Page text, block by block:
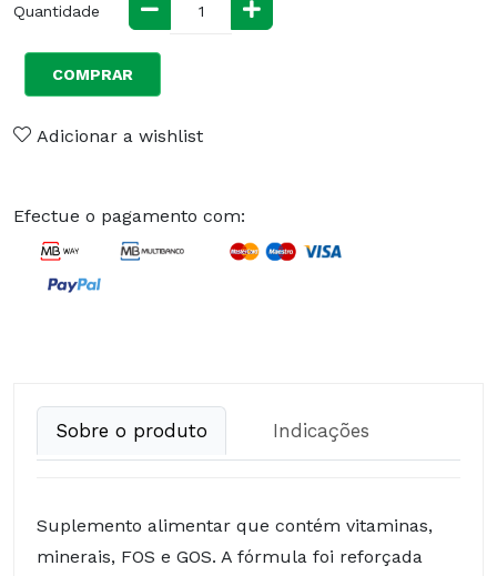
Quantidade
COMPRAR
Adicionar a wishlist
Efectue o pagamento com:
Sobre o produto Indicações
Suplemento alimentar que contém vitaminas,
minerais, FOS e GOS. A fórmula foi reforçada